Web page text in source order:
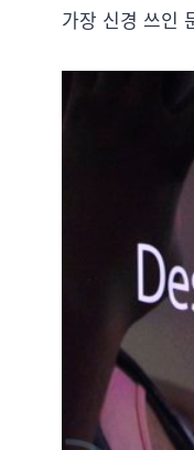
가장 신경 쓰인